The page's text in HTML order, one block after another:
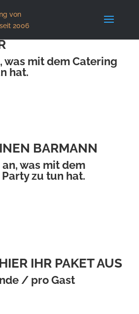
KOMPLETTE
was mit dem Catering
hat.
BARMANN
was mit dem
zu tun hat.
IHR PAKET AUS
/ pro Gast